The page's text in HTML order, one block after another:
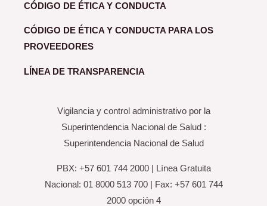
CÓDIGO DE ÉTICA Y CONDUCTA
CÓDIGO DE ÉTICA Y CONDUCTA PARA LOS
PROVEEDORES
LÍNEA DE TRANSPARENCIA
Vigilancia y control administrativo por la
Superintendencia Nacional de Salud :
Superintendencia Nacional de Salud
PBX: +57 601 744 2000 | Línea Gratuita
Nacional: 01 8000 513 700 | Fax: +57 601 744
2000 opción 4